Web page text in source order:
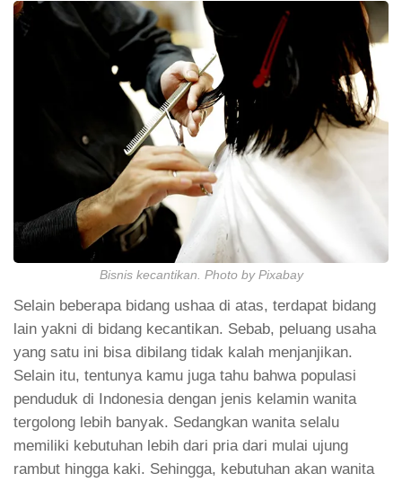
Bisnis kecantikan. Photo by Pixabay
Selain beberapa bidang ushaa di atas, terdapat bidang
lain yakni di bidang kecantikan. Sebab, peluang usaha
yang satu ini bisa dibilang tidak kalah menjanjikan.
Selain itu, tentunya kamu juga tahu bahwa populasi
penduduk di Indonesia dengan jenis kelamin wanita
tergolong lebih banyak. Sedangkan wanita selalu
memiliki kebutuhan lebih dari pria dari mulai ujung
rambut hingga kaki. Sehingga, kebutuhan akan wanita